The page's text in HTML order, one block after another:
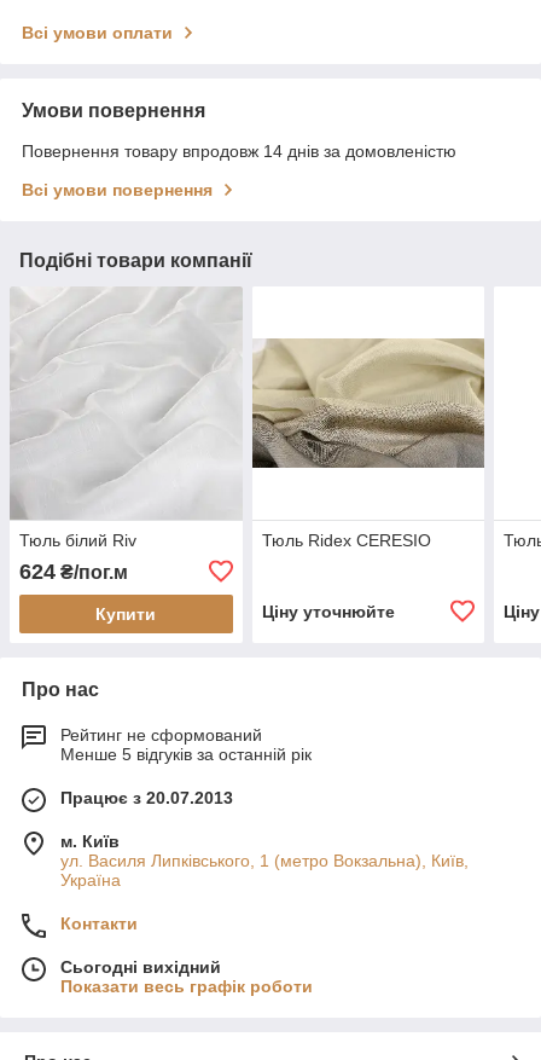
Всі умови оплати
Умови повернення
Повернення товару впродовж 14 днів за домовленістю
Всі умови повернення
Подібні товари компанії
Тюль білий Riv
624 ₴/пог.м
Купити
Тюль Ridex CERESIO
Ціну уточнюйте
Про нас
Рейтинг не сформований
Менше 5 відгуків за останній рік
Працює з 20.07.2013
м. Київ
ул. Василя Липківського, 1 (метро Вокзальна), Київ,
Україна
Контакти
Сьогодні вихідний
Показати весь графік роботи